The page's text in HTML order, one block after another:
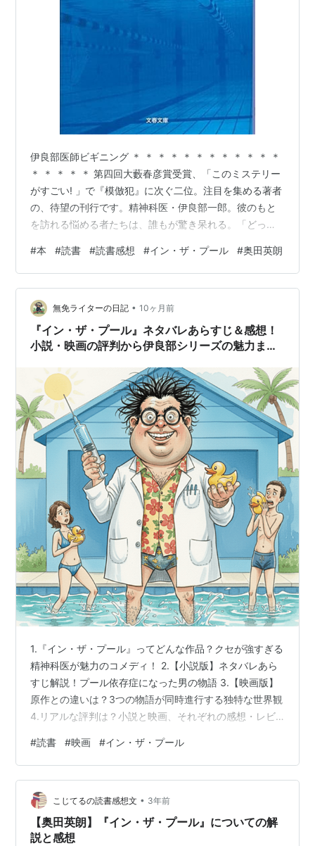
伊良部医師ビギニング ＊ ＊ ＊ ＊ ＊ ＊ ＊ ＊ ＊ ＊ ＊ ＊
＊ ＊ ＊ ＊ ＊ 第四回大藪春彦賞受賞、「このミステリー
がすごい! 」で『模倣犯』に次ぐ二位。注目を集める著者
の、待望の刊行です。精神科医・伊良部一郎。彼のもと
を訪れる悩める者たちは、誰もが驚き呆れる。「どっち
状……、患者たちは稚気溢れる伊良部の姿に、己の深刻な
る悩みがバカらしくなり、やがて・・・・・・現代世相
の病理を、コミカルかつ軽妙な筆致で描き出した怪作。
＊ ＊ ＊ ＊ ＊ ＊ ＊ ＊ ＊ ＊ ＊ ＊ ＊ ＊ ＊ ＊ ＊ 先日、
同シリーズの「コメンテーター」を読んで…
#本 #読書 #読書感想 #イン・ザ・プール #奥田英朗
無免ライターの日記 • 10ヶ月前
『イン・ザ・プール』ネタバレあらすじ＆感想！
小説・映画の評判から伊良部シリーズの魅力まで
1.『イン・ザ・プール』ってどんな作品？クセが強すぎる
精神科医が魅力のコメディ！ 2.【小説版】ネタバレあら
すじ解説！プール依存症になった男の物語 3.【映画版】
原作との違いは？3つの物語が同時進行する独特な世界観
4.リアルな評判は？小説と映画、それぞれの感想・レビ
におすすめ！ ①型破りな精神科医が魅力 ②小説は読み
やすい短編集 ③映画は独特の世界観 ④楽しみ方は人そ
れぞれ 1.『イン・ザ・プール』ってどんな作品？クセが
強すぎる精神科医が魅力のコメディ！ 『イン・ザ・プー
ル』は、日常のちょっとしたきっかけで心のバランスを
崩してしまった人々…
#読書 #映画 #イン・ザ・プール
こじてるの読書感想文 • 3年前
【奥田英朗】『イン・ザ・プール』についての解
説と感想